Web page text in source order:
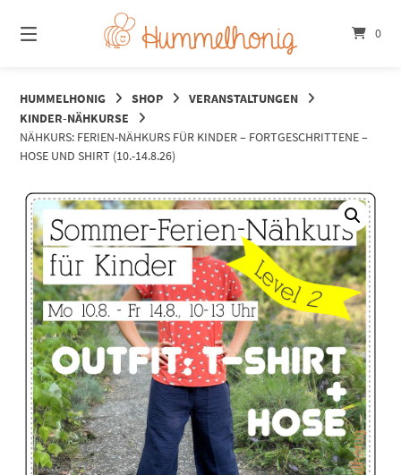
zum
Inhalt
0
HUMMELHONIG SHOP
VERANSTALTUNGEN
KINDER-NÄHKURSE
NÄHKURS: FERIEN-NÄHKURS FÜR KINDER – FORTGESCHRITTENE –
HOSE UND SHIRT (10.-14.8.26)